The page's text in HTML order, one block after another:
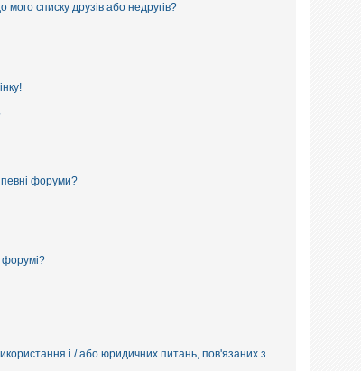
списку друзів або недругів?
певні форуми?
і / або юридичних питань, пов'язаних з